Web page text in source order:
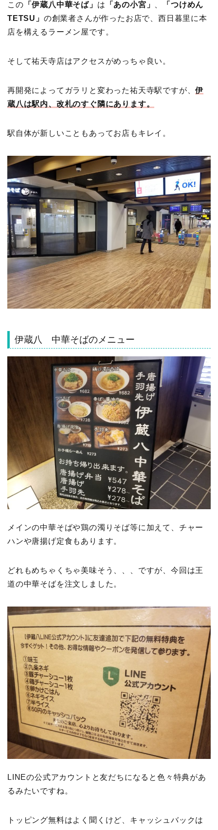
この 「伊蔵八中華そば」 は 「あの小宮」
「つけめん
TETSU」 の創業者さんが作ったお店で、西日暮里に本
店を構えるラーメン屋です。
そして祐天寺店はアクセスがめっちゃ良い。
再開発によってガラリと変わった祐天寺駅ですが、伊
蔵八は駅内、改札のすぐ隣にあります。
駅自体が新しいこともあってお店もキレイ。
伊蔵八 中華そばのメニュー
メインの中華そばや鶏の濁りそば等に加えて、チャー
ハンや唐揚げ定食もあります。
どれもめちゃくちゃ美味そう、、、ですが、今回は王
道の中華そばを注文しました。
LINEの公式アカウントと友だちになると色々特典があ
るみたいですね。
トッピング無料はよく聞くけど、キャッシュバックは